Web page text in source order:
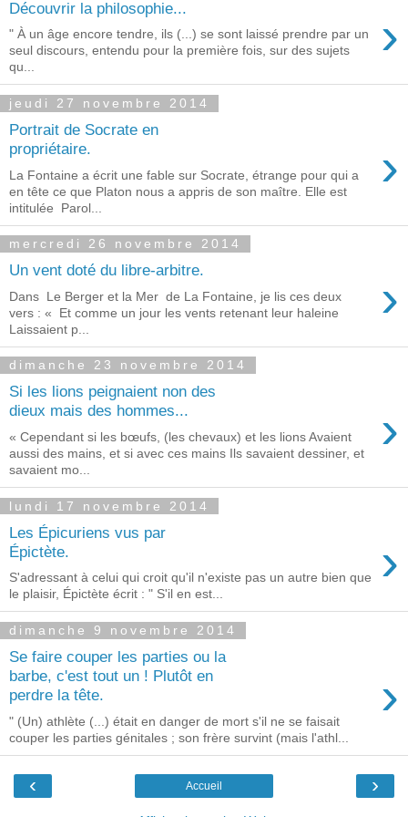
Découvrir la philosophie... ›
" À un âge encore tendre, ils (...) se sont laissé prendre par un
seul discours, entendu pour la première fois, sur des sujets
qu...
jeudi 27 novembre 2014
Portrait de Socrate en
propriétaire.
›
La Fontaine a écrit une fable sur Socrate, étrange pour qui a
en tête ce que Platon nous a appris de son maître. Elle est
intitulée Parol...
mercredi 26 novembre 2014
Un vent doté du libre-arbitre. ›
Dans Le Berger et la Mer de La Fontaine, je lis ces deux
vers : « Et comme un jour les vents retenant leur haleine
Laissaient p...
dimanche 23 novembre 2014
Si les lions peignaient non des
dieux mais des hommes...
›
« Cependant si les bœufs, (les chevaux) et les lions Avaient
aussi des mains, et si avec ces mains Ils savaient dessiner, et
savaient mo...
lundi 17 novembre 2014
Les Épicuriens vus par
Épictète.
›
S'adressant à celui qui croit qu'il n'existe pas un autre bien que
le plaisir, Épictète écrit : " S'il en est...
dimanche 9 novembre 2014
Se faire couper les parties ou la
barbe, c'est tout un ! Plutôt en
perdre la tête.
›
" (Un) athlète (...) était en danger de mort s'il ne se faisait
couper les parties génitales ; son frère survint (mais l'athl...
‹ ›
Accueil